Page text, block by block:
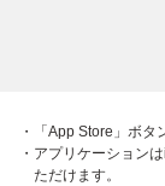
・「App Store」ボタ
・アプリケーション
ただけます。